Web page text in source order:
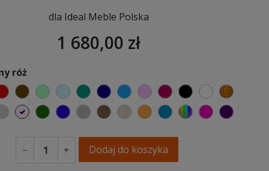
dla Ideal Meble Polska
1 680,00 zł
róż
czerwonyczekoladowy
miętowybłękitnyturkusowy
granatowy
niebieski
różowymalinowy
czarnybiałyzłoty
szary
jasnoszary
jasny różbutelkowa zieleń
ciemno niebieski
szarybrązowybeżowypomarańczowy
morskiwybór koloru
fuksja
− + Dodaj do koszyka